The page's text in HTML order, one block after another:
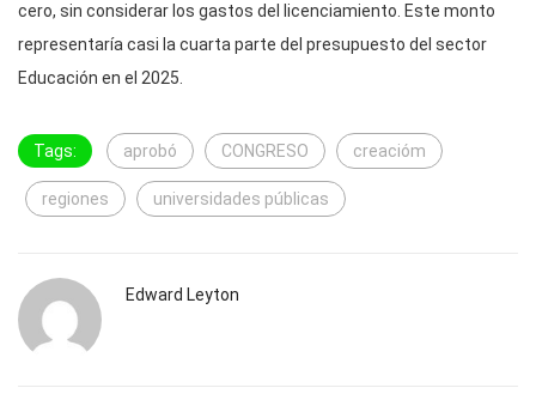
cero, sin considerar los gastos del licenciamiento. Este monto
representaría casi la cuarta parte del presupuesto del sector
Educación en el 2025.
Tags: aprobó CONGRESO creacióm
regiones universidades públicas
Edward Leyton